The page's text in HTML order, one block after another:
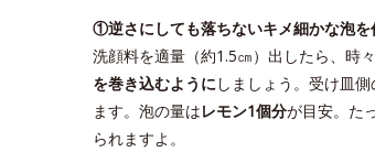
①逆さにしても落ちないキメ細かな泡を
洗顔料を適量（約1.5㎝）出したら、時
を巻き込むようにしましょう。受け皿側
ます。泡の量はレモン1個分が目安。た
られますよ。